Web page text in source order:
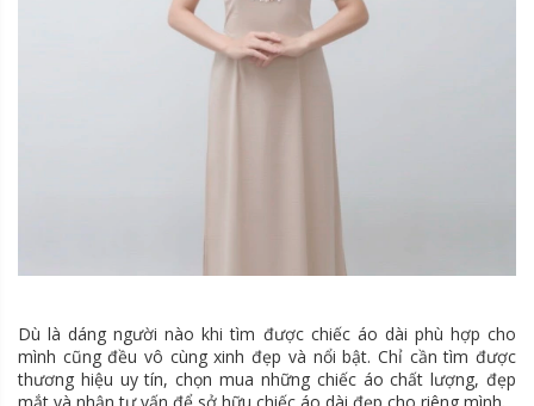
Dù là dáng người nào khi tìm được chiếc áo dài phù hợp cho
mình cũng đều vô cùng xinh đẹp và nổi bật. Chỉ cần tìm được
thương hiệu uy tín, chọn mua những chiếc áo chất lượng, đẹp
mắt và nhận tư vấn để sở hữu chiếc áo dài đẹp cho riêng mình.